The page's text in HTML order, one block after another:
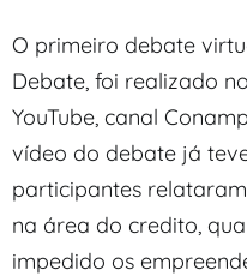
O primeiro debate
Debate, foi realizado
YouTube, canal
vídeo do debate já
participantes
na área do credito,
impedido os